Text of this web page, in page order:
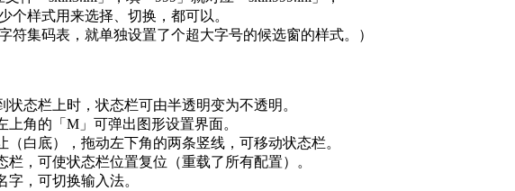
个样式用来选择、切换，都可以。
符集码表，就单独设置了个超大字号的候选窗的样式。）
状态栏上时，状态栏可由半透明变为不透明。
上角的「M」可弹出图形设置界面。
（白底），拖动左下角的两条竖线，可移动状态栏。
栏，可使状态栏位置复位（重载了所有配置）。
字，可切换输入法。